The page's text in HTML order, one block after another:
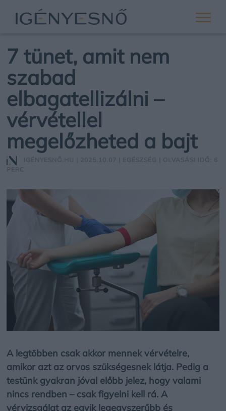
7 tünet, amit nem
szabad
elbagatellizálni –
vérvétellel
megelőzheted a bajt
A legtöbben csak akkor mennek vérvételre,
amikor azt az orvos szükségesnek látja. Pedig a
testünk gyakran jóval előbb jelez, hogy valami
nincs rendben – csak figyelni kell rá. A
vérvizsgálat az egyik legegyszerűbb és